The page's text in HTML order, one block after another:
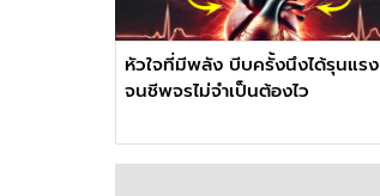
หัวใจที่มีพลัง บีบครั้งนึงได้รุนแรง
จนชีพจรไม่จำเป็นต้องไว